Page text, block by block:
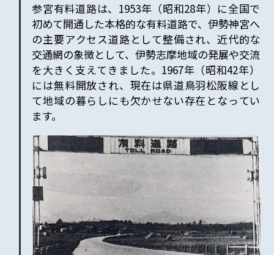
参宮有料道路は、1953年（昭和28年）に全国で
初めて開通した本格的な有料道路で、伊勢神宮へ
の主要アクセス道路として整備され、近代的な
交通網の象徴として、伊勢志摩地域の発展や交流
を大きく支えてきました。1967年（昭和42年）
には無料開放され、現在は県道鳥羽松阪線とし
て地域の暮らしにも欠かせない存在となってい
ます。